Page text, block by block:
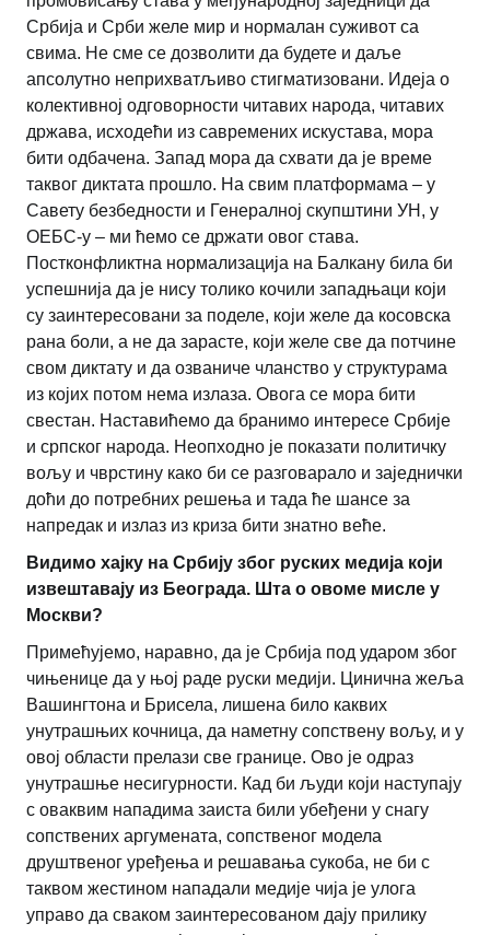
Србија и Срби желе мир и нормалан суживот са
свима. Не сме се дозволити да будете и даље
апсолутно неприхватљиво стигматизовани. Идеја о
колективној одговорности читавих народа, читавих
држава, исходећи из савремених искустава, мора
бити одбачена. Запад мора да схвати да је време
таквог диктата прошло. На свим платформама – у
Савету безбедности и Генералној скупштини УН, у
ОЕБС-у – ми ћемо се држати овог става.
Постконфликтна нормализација на Балкану била би
успешнија да је нису толико кочили западњаци који
су заинтересовани за поделе, који желе да косовска
рана боли, а не да зарасте, који желе све да потчине
свом диктату и да озваниче чланство у структурама
из којих потом нема излаза. Овога се мора бити
свестан. Наставићемо да бранимо интересе Србије
и српског народа. Неопходно је показати политичку
вољу и чврстину како би се разговарало и заједнички
доћи до потребних решења и тада ће шансе за
напредак и излаз из криза бити знатно веће.
Видимо хајку на Србију због руских медија који
извештавају из Београда. Шта о овоме мисле у
Москви?
Примећујемо, наравно, да је Србија под ударом због
чињенице да у њој раде руски медији. Цинична жеља
Вашингтона и Брисела, лишена било каквих
унутрашњих кочница, да наметну сопствену вољу, и у
овој области прелази све границе. Ово је одраз
унутрашње несигурности. Кад би људи који наступају
с оваквим нападима заиста били убеђени у снагу
сопствених аргумената, сопственог модела
друштвеног уређења и решавања сукоба, не би с
таквом жестином нападали медије чија је улога
управо да сваком заинтересованом дају прилику